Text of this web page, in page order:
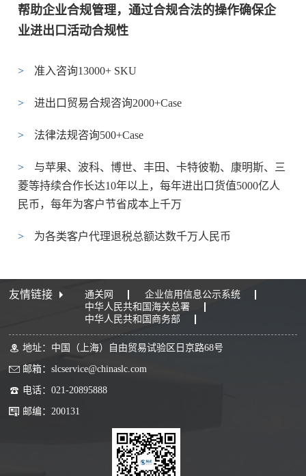
帮助企业合规管理，通过合规合法的操作确保企
业进出口活动合规性
> 准入咨询13000+ SKU
> 进出口贸易合规咨询2000+Case
> 法律法规咨询500+Case
>
与苹果、波科、博世、丰田、卡特彼勒、康明斯、三
菱等持续合作长达10年以上，每年进出口货值5000亿人
民币，每年为客户节省成本上千万
> 为各类客户代理退税总额达数千万人民币
友情链接 通关网
企业信用信息公示系统
中华人民共和国海关总署
中华人民共和国商务部
地址：中国（上海）自由贸易试验区日京路68号
邮箱：slcservice@chinaslc.com
电话：021-20895888
邮编：200131